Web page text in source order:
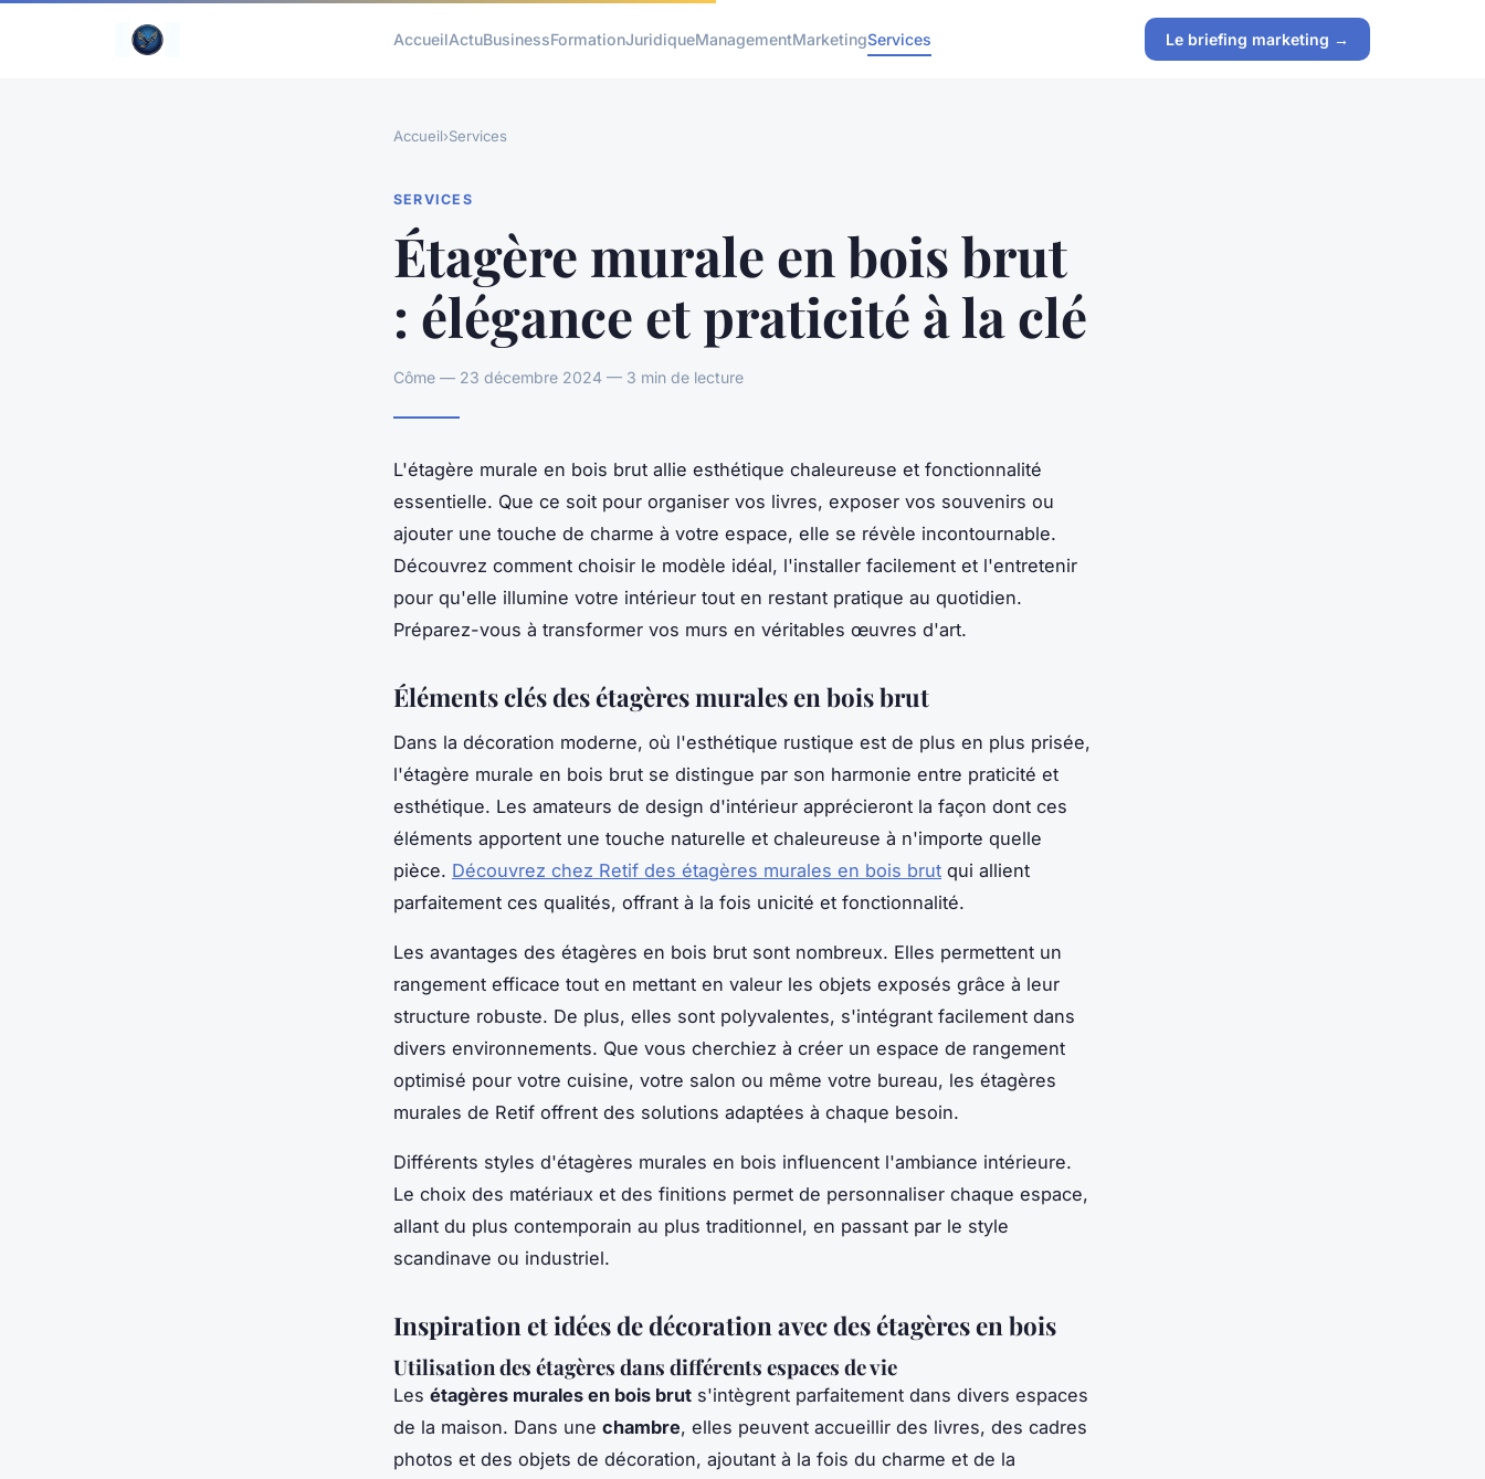
AccueilActuBusinessFormationJuridiqueManagementMarketingServices Le briefing marketing →
Accueil›Services
SERVICES
Étagère murale en bois brut
: élégance et praticité à la clé
Côme — 23 décembre 2024 — 3 min de lecture
L'étagère murale en bois brut allie esthétique chaleureuse et fonctionnalité
essentielle. Que ce soit pour organiser vos livres, exposer vos souvenirs ou
ajouter une touche de charme à votre espace, elle se révèle incontournable.
Découvrez comment choisir le modèle idéal, l'installer facilement et l'entretenir
pour qu'elle illumine votre intérieur tout en restant pratique au quotidien.
Préparez-vous à transformer vos murs en véritables œuvres d'art.
Éléments clés des étagères murales en bois brut
Dans la décoration moderne, où l'esthétique rustique est de plus en plus prisée,
l'étagère murale en bois brut se distingue par son harmonie entre praticité et
esthétique. Les amateurs de design d'intérieur apprécieront la façon dont ces
éléments apportent une touche naturelle et chaleureuse à n'importe quelle
pièce. Découvrez chez Retif des étagères murales en bois brut qui allient
parfaitement ces qualités, offrant à la fois unicité et fonctionnalité.
Les avantages des étagères en bois brut sont nombreux. Elles permettent un
rangement efficace tout en mettant en valeur les objets exposés grâce à leur
structure robuste. De plus, elles sont polyvalentes, s'intégrant facilement dans
divers environnements. Que vous cherchiez à créer un espace de rangement
optimisé pour votre cuisine, votre salon ou même votre bureau, les étagères
murales de Retif offrent des solutions adaptées à chaque besoin.
Différents styles d'étagères murales en bois influencent l'ambiance intérieure.
Le choix des matériaux et des finitions permet de personnaliser chaque espace,
allant du plus contemporain au plus traditionnel, en passant par le style
scandinave ou industriel.
Inspiration et idées de décoration avec des étagères en bois
Utilisation des étagères dans différents espaces de vie
Les étagères murales en bois brut s'intègrent parfaitement dans divers espaces
de la maison. Dans une chambre, elles peuvent accueillir des livres, des cadres
photos et des objets de décoration, ajoutant à la fois du charme et de la